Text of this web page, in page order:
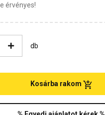
érvényes!
db
Kosárba rakom